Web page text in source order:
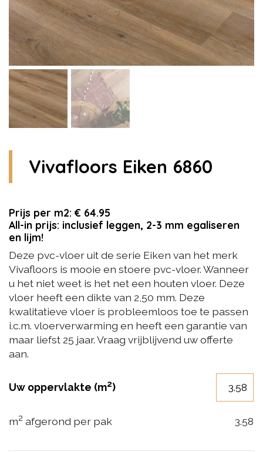
Vivafloors Eiken 6860
Prijs per m2: € 64.95
All-in prijs: inclusief leggen, 2-3 mm egaliseren
en lijm!
Deze pvc-vloer uit de serie Eiken van het merk
Vivafloors is mooie en stoere pvc-vloer. Wanneer
u het niet weet is het net een houten vloer. Deze
vloer heeft een dikte van 2,50 mm. Deze
kwalitatieve vloer is probleemloos toe te passen
i.c.m. vloerverwarming en heeft een garantie van
maar liefst 25 jaar. Vraag vrijblijvend uw offerte
aan.
Uw oppervlakte (m2)
m2 afgerond per pak 3.58